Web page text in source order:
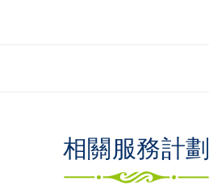
相關服務計劃